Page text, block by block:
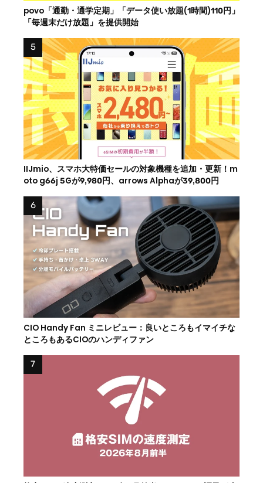
povo「通勤・通学定期」「データ使い放題(1時間)110円」
「毎週末だけ放題」を提供開始
IIJmio、スマホ大特価セールの対象機種を追加・更新！m
oto g66j 5Gが9,980円、arrows Alphaが39,800円
CIO Handy Fan ミニレビュー：良いところもイマイチな
ところもあるCIOのハンディファン